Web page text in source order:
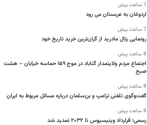
7 ساعت پیش
اردوغان به عربستان می رود
7 ساعت پیش
رونمایی رئال مادرید از گران‌ترین خرید تاریخ خود
8 ساعت پیش
اجتماع مردم ولایتمدار گناباد در موج ۱۵۹ حماسه خیابان – هشت
صبح
8 ساعت پیش
گفت‌وگوی تلفنی ترامپ و بن‌سلمان درباره مسائل مربوط به ایران
8 ساعت پیش
رسمی؛ قرارداد وینیسیوس تا ۲۰۳۲ تمدید شد